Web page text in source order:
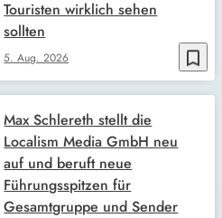
bookmark_border
5. Aug. 2026
Touristen wirklich sehen
sollten
Max Schlereth stellt die
Localism Media GmbH neu
auf und beruft neue
Führungsspitzen für
Gesamtgruppe und Sender